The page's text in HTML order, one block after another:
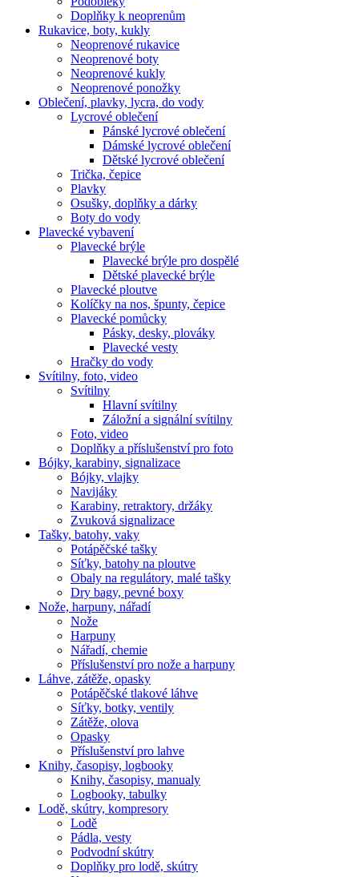
Doplňky k neoprenům
Rukavice, boty, kukly
Neoprenové rukavice
Neoprenové boty
Neoprenové kukly
Neoprenové ponožky
Oblečení, plavky, lycra, do vody
Lycrové oblečení
Pánské lycrové oblečení
Dámské lycrové oblečení
Dětské lycrové oblečení
Trička, čepice
Plavky
Osušky, doplňky a dárky
Boty do vody
Plavecké vybavení
Plavecké brýle
Plavecké brýle pro dospělé
Dětské plavecké brýle
Plavecké ploutve
Kolíčky na nos, špunty, čepice
Plavecké pomůcky
Pásky, desky, plováky
Plavecké vesty
Hračky do vody
Svítilny, foto, video
Svítilny
Hlavní svítilny
Záložní a signální svítilny
Foto, video
Doplňky a příslušenství pro foto
Bójky, karabiny, signalizace
Bójky, vlajky
Navijáky
Karabiny, retraktory, držáky
Zvuková signalizace
Tašky, batohy, vaky
Potápěčské tašky
Síťky, batohy na ploutve
Obaly na regulátory, malé tašky
Dry bagy, pevné boxy
Nože, harpuny, nářadí
Nože
Harpuny
Nářadí, chemie
Příslušenství pro nože a harpuny
Láhve, zátěže, opasky
Potápěčské tlakové láhve
Síťky, botky, ventily
Zátěže, olova
Opasky
Příslušenství pro lahve
Knihy, časopisy, logbooky
Knihy, časopisy, manualy
Logbooky, tabulky
Lodě, skútry, kompresory
Lodě
Pádla, vesty
Podvodní skútry
Doplňky pro lodě, skútry